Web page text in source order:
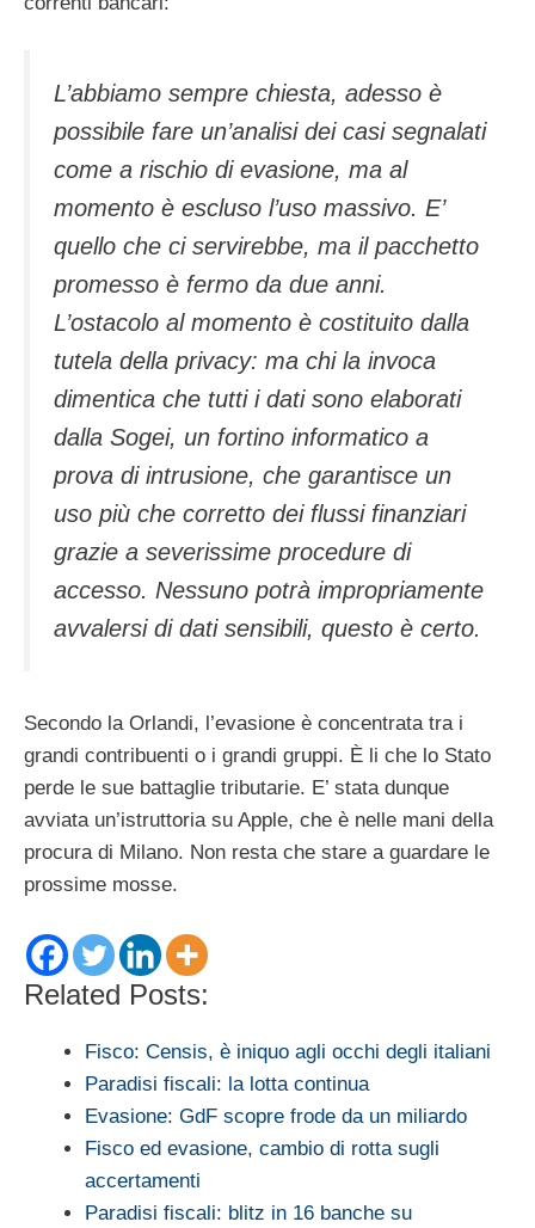
L’abbiamo sempre chiesta, adesso è
possibile fare un’analisi dei casi segnalati
come a rischio di evasione, ma al
momento è escluso l’uso massivo. E’
quello che ci servirebbe, ma il pacchetto
promesso è fermo da due anni.
L’ostacolo al momento è costituito dalla
tutela della privacy: ma chi la invoca
dimentica che tutti i dati sono elaborati
dalla Sogei, un fortino informatico a
prova di intrusione, che garantisce un
uso più che corretto dei flussi finanziari
grazie a severissime procedure di
accesso. Nessuno potrà impropriamente
avvalersi di dati sensibili, questo è certo.
Secondo la Orlandi, l’evasione è concentrata tra i
grandi contribuenti o i grandi gruppi. È li che lo Stato
perde le sue battaglie tributarie. E’ stata dunque
avviata un’istruttoria su Apple, che è nelle mani della
procura di Milano. Non resta che stare a guardare le
prossime mosse.
Related Posts:
Fisco: Censis, è iniquo agli occhi degli italiani
Paradisi fiscali: la lotta continua
Evasione: GdF scopre frode da un miliardo
Fisco ed evasione, cambio di rotta sugli
accertamenti
Paradisi fiscali: blitz in 16 banche su